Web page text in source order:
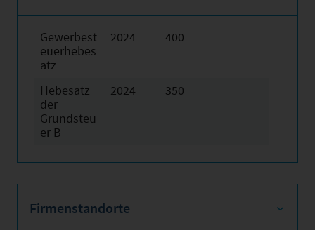
Gewerbest
euerhebes
atz
2024 400
Hebesatz
der
Grundsteu
er B
2024 350
Firmenstandorte